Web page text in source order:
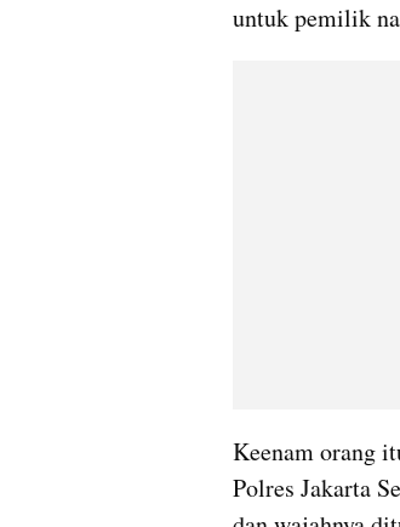
untuk pemilik
Keenam orang
Polres Jakarta